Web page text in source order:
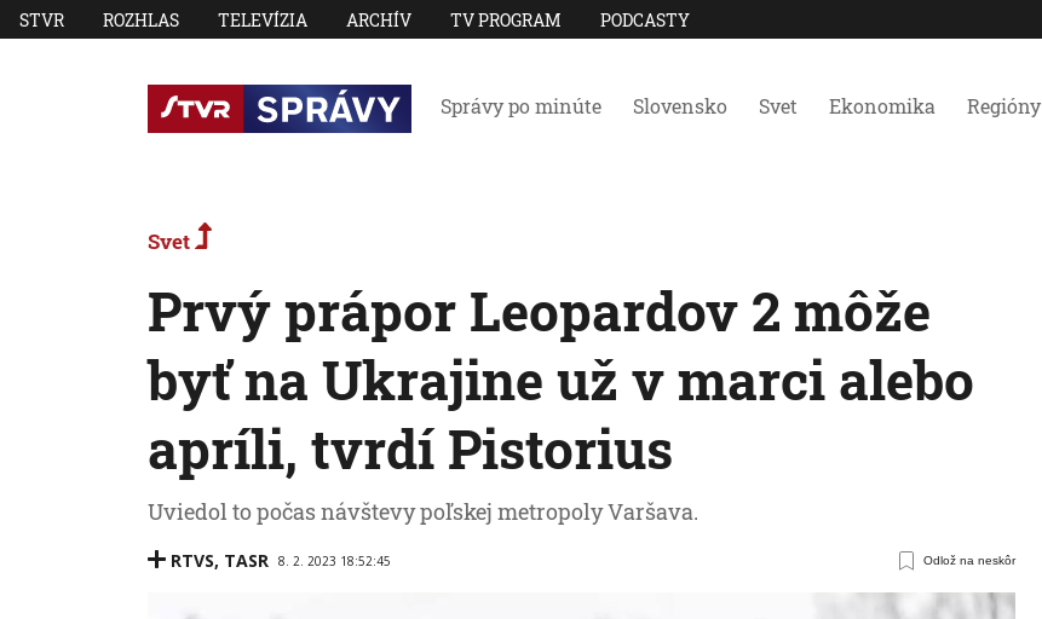
STVR ROZHLAS TELEVÍZIA ARCHÍV TV PROGRAM PODCASTY
Správy po minúte Slovensko Svet Ekonomika Regióny
Svet
Prvý prápor Leopardov 2 môže
byť na Ukrajine už v marci alebo
apríli, tvrdí Pistorius
Uviedol to počas návštevy poľskej metropoly Varšava.
RTVS, TASR 8. 2. 2023 18:52:45 Odlož na neskôr